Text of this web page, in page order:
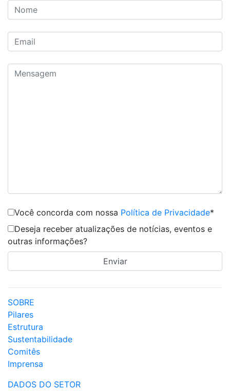
Você concorda com nossa Política de Privacidade*
Deseja receber atualizações de notícias, eventos e
outras informações?
SOBRE
Pilares
Estrutura
Sustentabilidade
Comitês
Imprensa
DADOS DO SETOR